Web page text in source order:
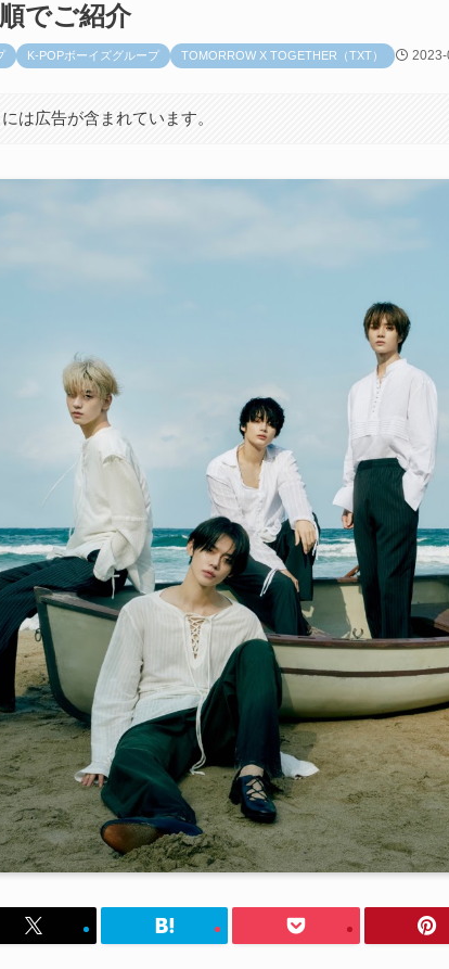
でご紹介
K-POPボーイズグループ TOMORROW X TOGETHER（TXT）
は広告が含まれています。